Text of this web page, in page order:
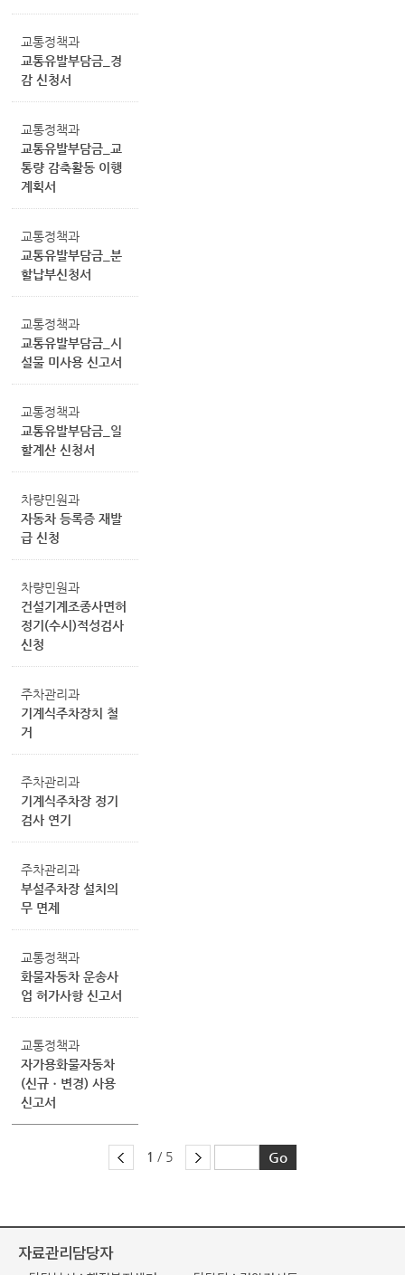
교통정책과
교통유발부담금_경
감 신청서
교통정책과
교통유발부담금_교
통량 감축활동 이행
계획서
교통정책과
교통유발부담금_분
할납부신청서
교통정책과
교통유발부담금_시
설물 미사용 신고서
교통정책과
교통유발부담금_일
할계산 신청서
차량민원과
자동차 등록증 재발
급 신청
차량민원과
건설기계조종사면허
정기(수시)적성검사
신청
주차관리과
기계식주차장치 철
거
주차관리과
기계식주차장 정기
검사 연기
주차관리과
부설주차장 설치의
무 면제
교통정책과
화물자동차 운송사
업 허가사항 신고서
교통정책과
자가용화물자동차
(신규ㆍ변경) 사용
신고서
1 / 5
자료관리담당자